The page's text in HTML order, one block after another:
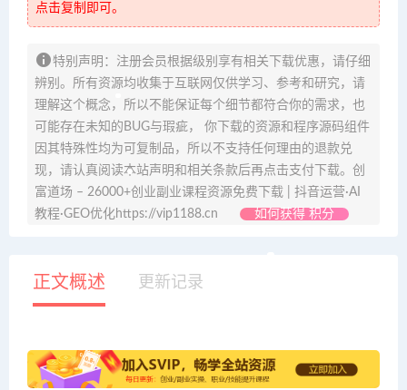
点击复制即可。
特别声明：注册会员根据级别享有相关下载优惠，请仔细
辨别。所有资源均收集于互联网仅供学习、参考和研究，请
理解这个概念，所以不能保证每个细节都符合你的需求，也
可能存在未知的BUG与瑕疵， 你下载的资源和程序源码组件
因其特殊性均为可复制品，所以不支持任何理由的退款兑
现，请认真阅读本站声明和相关条款后再点击支付下载。创
富道场 – 26000+创业副业课程资源免费下载 | 抖音运营·AI
教程·GEO优化https://vip1188.cn
如何获得 积分
正文概述 更新记录